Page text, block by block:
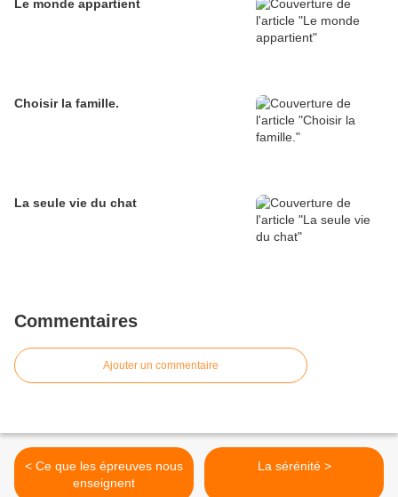
Le monde appartient
Choisir la famille.
La seule vie du chat
Commentaires
Ajouter un commentaire
< Ce que les épreuves nous
enseignent
La sérénité >